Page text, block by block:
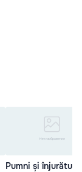
Pumni și înjurături.